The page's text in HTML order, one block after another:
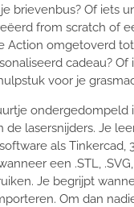
brievenbus? Of iets
from scratch of
Action omgetoverd
cadeau? Of
voor je
ondergedompeld
de lasersnijders. Je
als Tinkercad,
een .STL, .SVG,
Je begrijpt
Om dan